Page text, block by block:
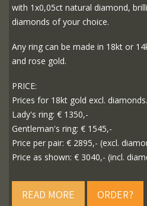
with 1x0,05ct natural diamond,
diamonds of your choice.
Any ring can be made in 18kt or
and rose gold.
PRICE:
Prices for 18kt gold excl. diamonds.
Lady's ring: € 1350,-
Gentleman's ring: € 1545,-
Price per pair: € 2895,- (excl.
Price as shown: € 3040,- (incl.
READ MORE ORDER?